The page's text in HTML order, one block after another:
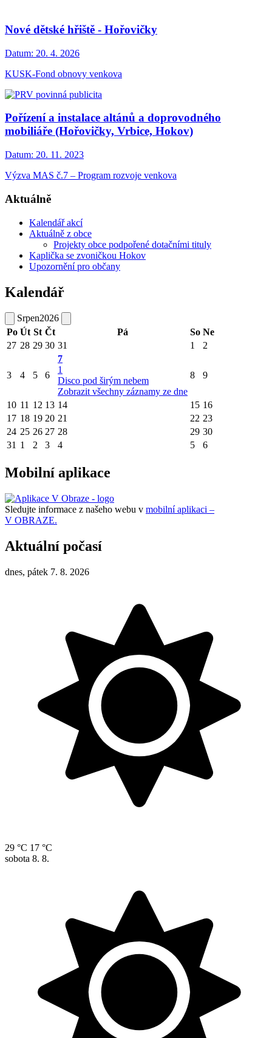
Nové dětské hřiště - Hořovičky
Datum: 20. 4. 2026
KUSK-Fond obnovy venkova
Pořízení a instalace altánů a doprovodného
mobiliáře (Hořovičky, Vrbice, Hokov)
Datum: 20. 11. 2023
Výzva MAS č.7 – Program rozvoje venkova
Aktuálně
Kalendář akcí
Aktuálně z obce
Projekty obce podpořené dotačními tituly
Kaplička se zvoničkou Hokov
Upozornění pro občany
Kalendář
Srpen2026
Po Út St Čt Pá So Ne
27 28 29 30 31 1 2
3 4 5 6
7
1
Disco pod širým nebem
Zobrazit všechny záznamy ze dne
8 9
10 11 12 13 14 15 16
17 18 19 20 21 22 23
24 25 26 27 28 29 30
31 1 2 3 4 5 6
Mobilní aplikace
Sledujte informace z našeho webu v mobilní aplikaci –
V OBRAZE.
Aktuální počasí
dnes, pátek 7. 8. 2026
29 °C 17 °C
sobota 8. 8.